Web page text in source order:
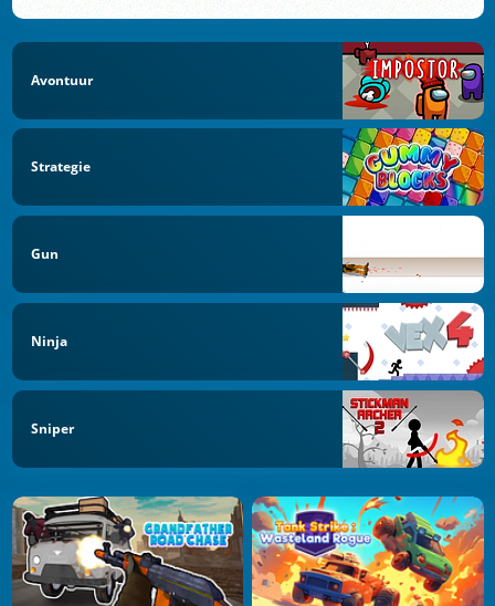
Avontuur
Strategie
Gun
Ninja
Sniper